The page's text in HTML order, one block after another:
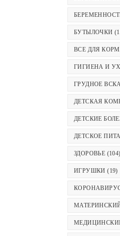
БУТЫЛОЧКИ
ВСЕ ДЛЯ
ГИГИЕНА И
ГРУДНОЕ
ДЕТСКАЯ
ДЕТСКИЕ
ДЕТСКОЕ
ЗДОРОВЬЕ (104)
ИГРУШКИ (19)